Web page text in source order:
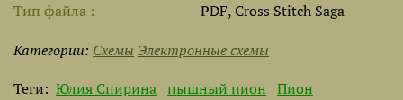
Тип файла
PDF, Cross Stitch Saga
Категории: Схемы Электронные схемы
Теги: Юлия Спирина пышный пион Пион